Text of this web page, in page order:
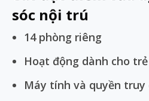
sóc nội trú
14 phòng riêng
Hoạt động dành cho
Máy tính và quyền